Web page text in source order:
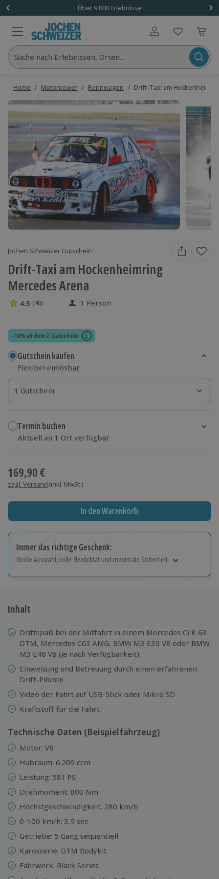
Über 9.000 Erlebnisse
Benutzerkonto
Suche nach Erlebnissen, Orten...
Home / Motorpower / Rennwagen / Drift-Taxi am
Jochen Schweizer Gutschein
Drift-Taxi am Hockenheimring
Mercedes Arena
4.5 Sterne von 5 aus 40 Bewertungen
4.5 (40) 1 Person
-10% ab dem 2. Gutschein
Gutschein kaufen
Flexibel einlösbar
1 Gutschein
1 Gutschein
1 Gutschein
Termin buchen
Aktuell an 1 Ort verfügbar
169,90 €
zzgl. Versand (inkl. MwSt.)
In den Warenkorb
Immer das richtige Geschenk:
Große Auswahl, volle Flexibilität und maximale Sicherheit
Jeder Gutschein für alle Erlebnisse einlösbar.
Inhalt
Driftspaß bei der Mitfahrt in einem Mercedes CLK 63
DTM, Mercedes C63 AMG, BMW M3 E30 V8 oder BMW
M3 E46 V8 (je nach Verfügbarkeit)
Einweisung und Betreuung durch einen erfahrenen
Drift-Piloten
Video der Fahrt auf USB-Stick oder Mikro SD
Kraftstoff für die Fahrt
Technische Daten (Beispielfahrzeug)
Motor: V8
Hubraum: 6.209 ccm
Leistung: 581 PS
Drehmoment: 800 Nm
Höchstgeschwindigkeit. 280 km/h
0-100 km/h: 3,9 sec
Getriebe: 5 Gang sequentiell
Karosserie: DTM Bodykit
Fahrwerk. Black Series